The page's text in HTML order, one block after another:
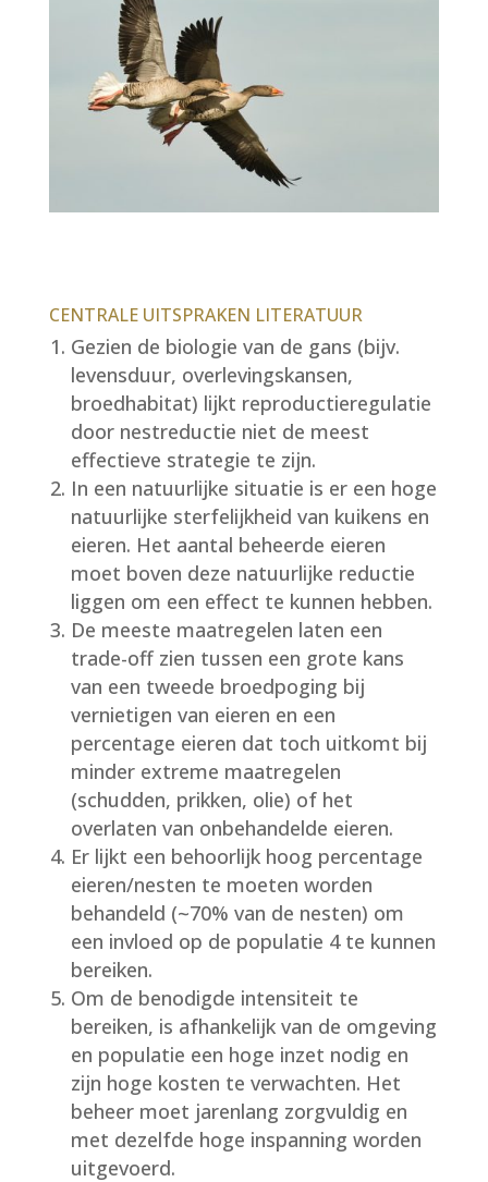
CENTRALE UITSPRAKEN LITERATUUR
Gezien de biologie van de gans (bijv.
levensduur, overlevingskansen,
broedhabitat) lijkt reproductieregulatie
door nestreductie niet de meest
effectieve strategie te zijn.
In een natuurlijke situatie is er een hoge
natuurlijke sterfelijkheid van kuikens en
eieren. Het aantal beheerde eieren
moet boven deze natuurlijke reductie
liggen om een effect te kunnen hebben.
De meeste maatregelen laten een
trade-off zien tussen een grote kans
van een tweede broedpoging bij
vernietigen van eieren en een
percentage eieren dat toch uitkomt bij
minder extreme maatregelen
(schudden, prikken, olie) of het
overlaten van onbehandelde eieren.
Er lijkt een behoorlijk hoog percentage
eieren/nesten te moeten worden
behandeld (~70% van de nesten) om
een invloed op de populatie 4 te kunnen
bereiken.
Om de benodigde intensiteit te
bereiken, is afhankelijk van de omgeving
en populatie een hoge inzet nodig en
zijn hoge kosten te verwachten. Het
beheer moet jarenlang zorgvuldig en
met dezelfde hoge inspanning worden
uitgevoerd.